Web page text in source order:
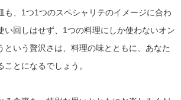
も、1つ1つのスペシャリテのイメージに合わ
い回しはせず、1つの料理にしか使わないオン
という贅沢さは、料理の味とともに、あなた
とになるでしょう。